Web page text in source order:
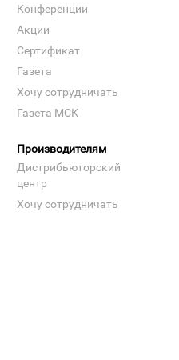
Конференции
Акции
Сертификат
Газета
Хочу сотрудничать
Газета МСК
Производителям
Дистрибьюторский
центр
Хочу сотрудничать